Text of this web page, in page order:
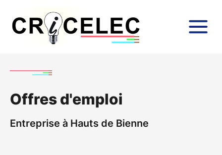
Offres d'emploi
Entreprise à Hauts de Bienne